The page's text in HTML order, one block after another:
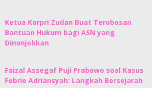
Ketua Korpri Zudan Buat Terobosan
Bantuan Hukum bagi ASN yang
Dinonjobkan
Faizal Assegaf Puji Prabowo soal Kasus
Febrie Adriansyah: Langkah Bersejarah